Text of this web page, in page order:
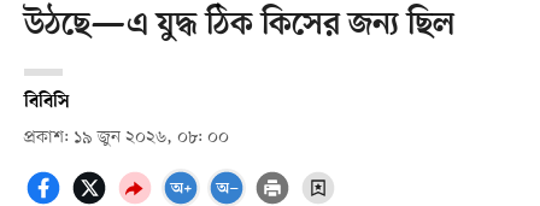
উঠছে—এ যুদ্ধ ঠিক কিসের জন্য ছিল
বিবিসি
প্রকাশ: ১৯ জুন ২০২৬, ০৮: ০০